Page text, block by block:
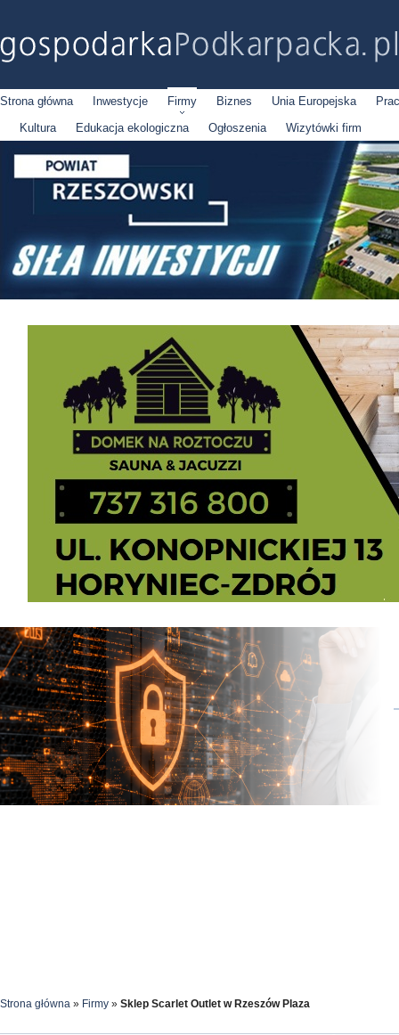
Strona główna Inwestycje Firmy Biznes Unia Europejska
Kultura
Edukacja ekologiczna Ogłoszenia Wizytówki firm
Strona główna » Firmy » Sklep Scarlet Outlet w Rzeszów Plaza